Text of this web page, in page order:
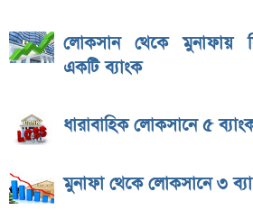
লোকসান থেকে মুনাফায়
একটি ব্যাংক
ধারাবাহিক লোকসানে ৫
মুনাফা থেকে লোকসানে ৩